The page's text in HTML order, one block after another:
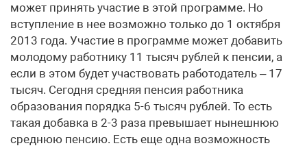
может принять участие в этой программе. Но
вступление в нее возможно только до 1 октября
2013 года. Участие в программе может добавить
молодому работнику 11 тысяч рублей к пенсии, а
если в этом будет участвовать работодатель – 17
тысяч. Сегодня средняя пенсия работника
образования порядка 5-6 тысяч рублей. То есть
такая добавка в 2-3 раза превышает нынешнюю
среднюю пенсию. Есть еще одна возможность